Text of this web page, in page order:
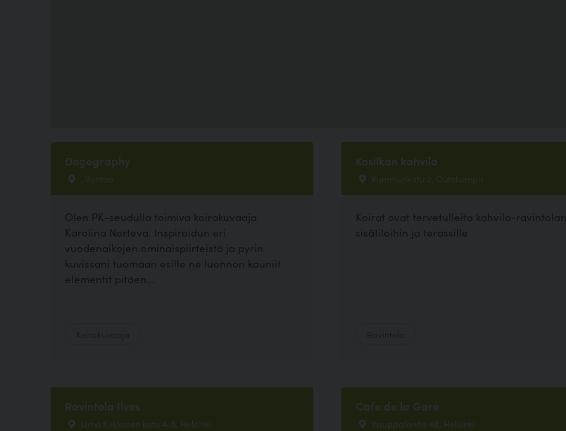
Dogegraphy
, Vantaa
Olen PK-seudulla toimiva koirakuvaaja
Karolina Norteva. Inspiroidun eri
vuodenaikojen ominaispiirteistä ja pyrin
kuvissani tuomaan esille ne luonnon kauniit
elementit pitäen...
Kosilkan kahvila
Kummunkatu 2, Outokumpu
Koirat ovat tervetulleita kahvila-ravintolan
sisätiloihin ja terassille
Ravintola Ilves
Urho Kekkosen katu 4-6, Helsinki
Cafe de la Gare
Kauppalantie 48, Helsinki